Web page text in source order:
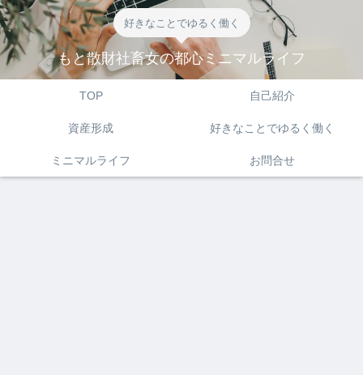
好きなことでゆるく働く
もと散財社畜女の都心ミニマルライフ
TOP 自己紹介
資産形成 好きなことでゆるく働く
ミニマルライフ お問合せ